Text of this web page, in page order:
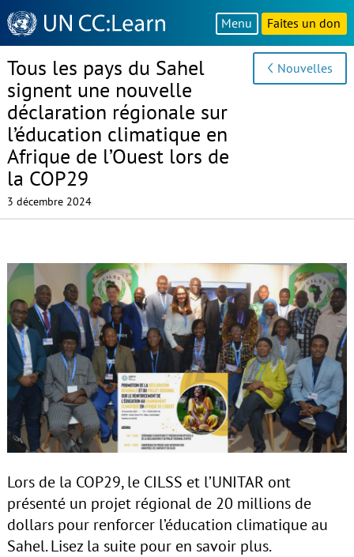
Knowledge
Sharing
Platform
Menu Faites un don
Tous les pays du Sahel
signent une nouvelle
déclaration régionale sur
l’éducation climatique en
Afrique de l’Ouest lors de
la COP29
3 décembre 2024
Nouvelles
Lors de la COP29, le CILSS et l’UNITAR ont
présenté un projet régional de 20 millions de
dollars pour renforcer l’éducation climatique au
Sahel. Lisez la suite pour en savoir plus.